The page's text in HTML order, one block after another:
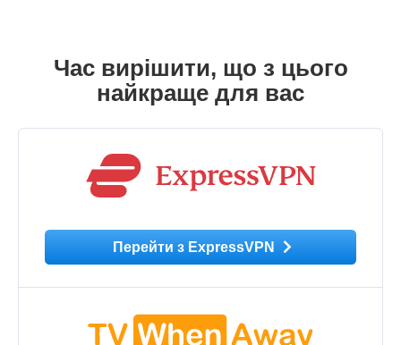
Час вирішити, що з цього
найкраще для вас
Перейти з ExpressVPN